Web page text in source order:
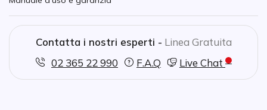
Contatta i nostri esperti - Linea Gratuita
02 365 22 990
F.A.Q Live Chat